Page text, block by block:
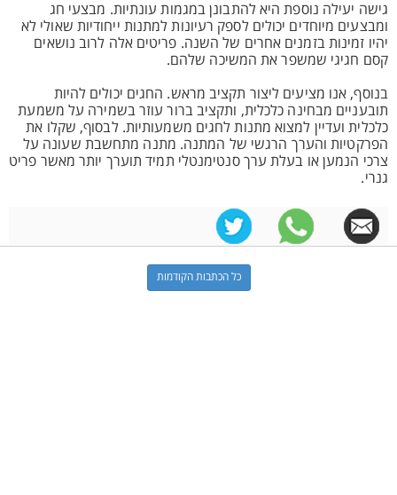
גישה יעילה נוספת היא להתבונן במגמות עונתיות. מבצעי חג
ומבצעים מיוחדים יכולים לספק רעיונות למתנות ייחודיות שאולי לא
יהיו זמינות בזמנים אחרים של השנה. פריטים אלה לרוב נושאים
קסם חגיגי שמשפר את המשיכה שלהם.
בנוסף, אנו מציעים ליצור תקציב מראש. החגים יכולים להיות
תובעניים מבחינה כלכלית, ותקציב ברור עוזר בשמירה על משמעת
כלכלית ועדיין למצוא מתנות לחגים משמעותיות. לבסוף, שקלו את
הפרקטיות והערך הרגשי של המתנה. מתנה מתחשבת שעונה על
צרכי הנמען או בעלת ערך סנטימנטלי תמיד תוערך יותר מאשר פריט
גנרי.
כל הכתבות הקודמות